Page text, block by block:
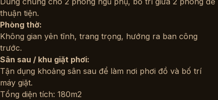
thuận tiện.
Phòng thờ:
Không gian yên tĩnh, trang trọng, hướng ra ban công
trước.
Sân sau / khu giặt phơi:
Tận dụng khoảng sân sau để làm nơi phơi đồ và bố trí
máy giặt.
Tổng diện tích: 180m2